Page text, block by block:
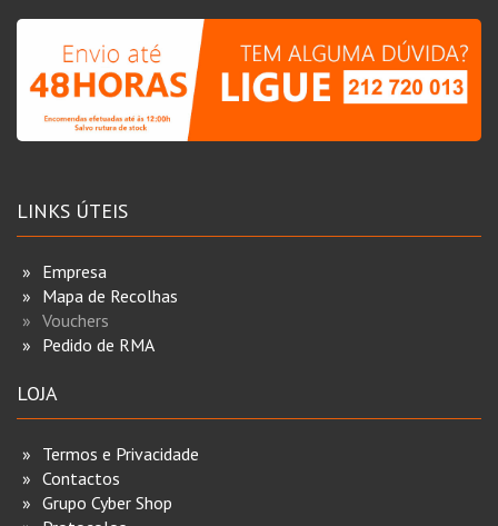
LINKS ÚTEIS
Empresa
Mapa de Recolhas
Vouchers
Pedido de RMA
LOJA
Termos e Privacidade
Contactos
Grupo Cyber Shop